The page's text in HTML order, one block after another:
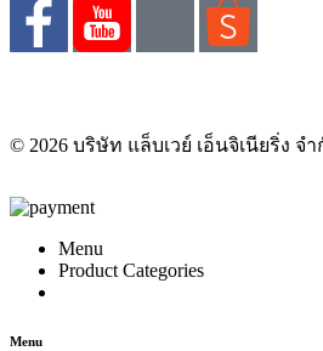
© 2026 บริษัท แล็บเวย์ เอ็นจิเนียริ่ง จำ
Menu
Product Categories
Menu